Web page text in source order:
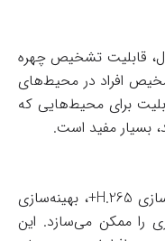
قابلیت تشخیص چهره
افراد در محیط‌های
برای محیط‌هایی که
بسیار مفید است.
این مدل با بهره‌گیری از فناوری فشرده‌سازی H.265+، بهینه‌سازی
را ممکن می‌سازد. این